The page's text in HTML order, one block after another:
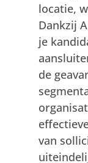
locatie,
Dankzij
je
de
van